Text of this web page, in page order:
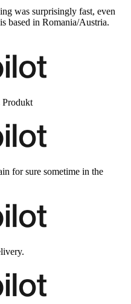
was surprisingly fast, even
based in Romania/Austria.
Produkt
for sure sometime in the